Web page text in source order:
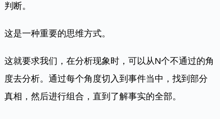
判断。
这是一种重要的思维方式。
这就要求我们，在分析现象时，可以从N个不通过的角
度去分析。通过每个角度切入到事件当中，找到部分
真相，然后进行组合，直到了解事实的全部。